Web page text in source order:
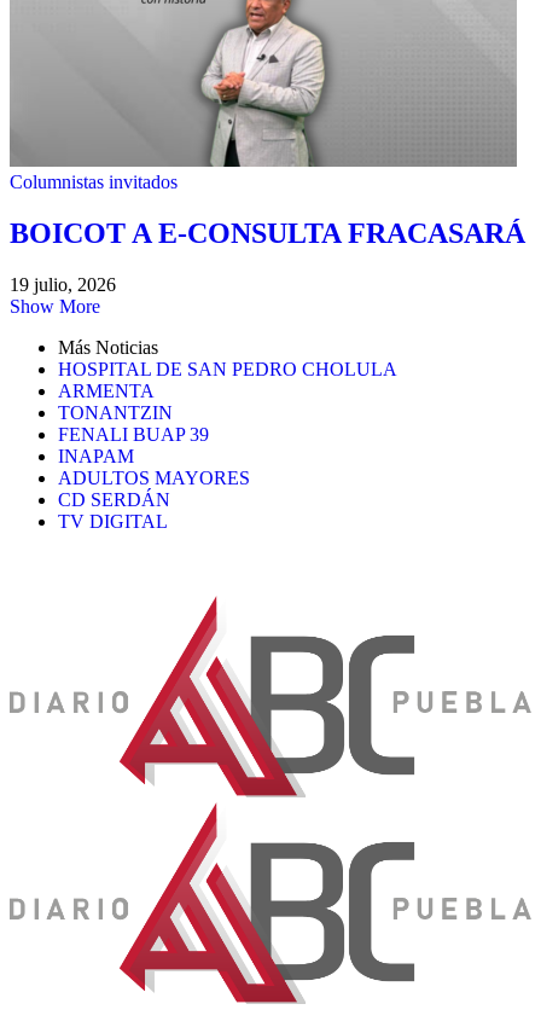
Columnistas invitados
BOICOT A E-CONSULTA FRACASARÁ
19 julio, 2026
Show More
Más Noticias
HOSPITAL DE SAN PEDRO CHOLULA
ARMENTA
TONANTZIN
FENALI BUAP 39
INAPAM
ADULTOS MAYORES
CD SERDÁN
TV DIGITAL